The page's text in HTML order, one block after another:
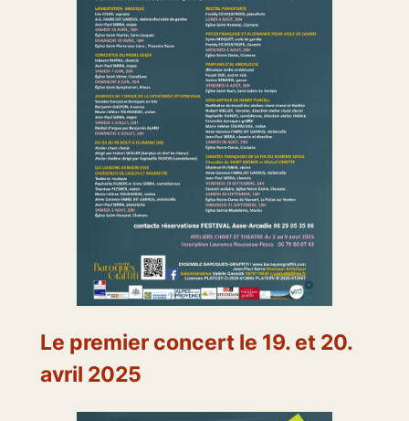
Le premier concert le 19. et 20.
avril 2025